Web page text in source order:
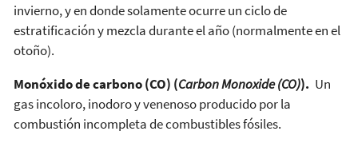
invierno, y en donde solamente ocurre un ciclo de
estratificación y mezcla durante el año (normalmente en el
otoño).
Monóxido de carbono (CO) (Carbon Monoxide (CO)). Un
gas incoloro, inodoro y venenoso producido por la
combustión incompleta de combustibles fósiles.